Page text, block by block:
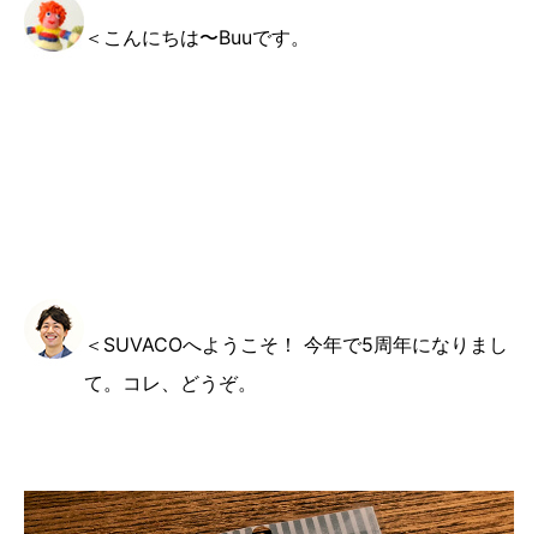
＜こんにちは〜Buuです。
＜SUVACOへようこそ！ 今年で5周年になりまし
て。コレ、どうぞ。